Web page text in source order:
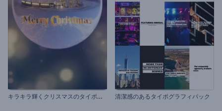
キ
ラキラ輝くクリスマスのタイポグラフィ 清潔感のあるタイポグラフィパック